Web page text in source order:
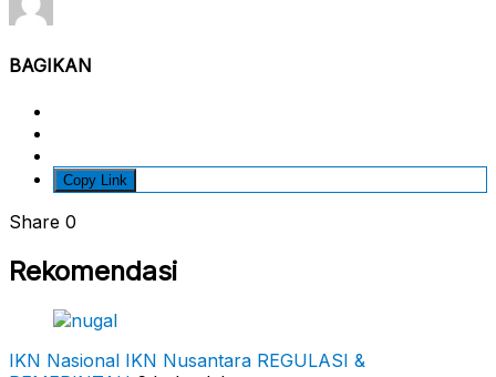
BAGIKAN
Copy Link
Share 0
Rekomendasi
IKN Nasional IKN Nusantara REGULASI &